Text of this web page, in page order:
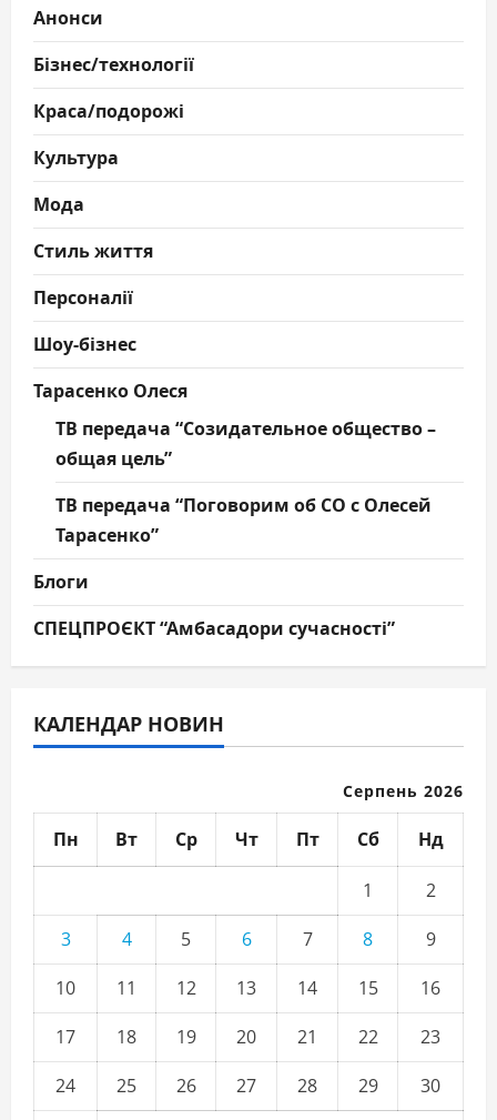
Анонси
Бізнес/технології
Краса/подорожі
Культура
Мода
Стиль життя
Персоналії
Шоу-бізнес
Тарасенко Олеся
ТВ передача “Созидательное общество –
общая цель”
ТВ передача “Поговорим об СО с Олесей
Тарасенко”
Блоги
СПЕЦПРОЄКТ “Амбасадори сучасності”
КАЛЕНДАР НОВИН
Серпень 2026
Пн Вт Ср Чт Пт Сб Нд
1
2
3
4 5 6 7 8
9
10
11 12 13 14 15
16
17
18 19 20 21 22
23
24
25 26 27 28 29
30